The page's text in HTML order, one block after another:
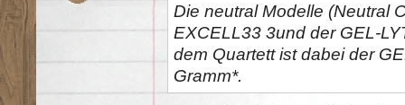
Die neutral Modelle (Neutral
EXCELL33 3und der GEL-
dem Quartett ist dabei der
Gramm*.